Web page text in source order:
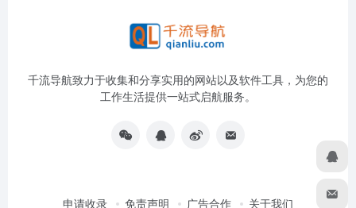
千流导航致力于收集和分享实用的网站以及软件工具，为您的
工作生活提供一站式启航服务。
申请收录 免责声明 广告合作 关于我们